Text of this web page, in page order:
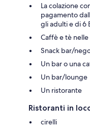
La colazione
pagamento
gli adulti e di 6
Caffè e tè
Snack bar/
Un bar o una
Un bar/lounge
Un ristorante
Ristoranti in
cirelli